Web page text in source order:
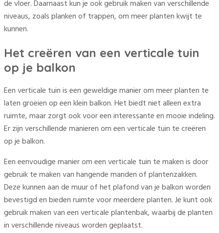
de vloer. Daarnaast kun je ook gebruik maken van verschillende
niveaus, zoals planken of trappen, om meer planten kwijt te
kunnen.
Het creëren van een verticale tuin
op je balkon
Een verticale tuin is een geweldige manier om meer planten te
laten groeien op een klein balkon. Het biedt niet alleen extra
ruimte, maar zorgt ook voor een interessante en mooie indeling.
Er zijn verschillende manieren om een verticale tuin te creëren
op je balkon.
Een eenvoudige manier om een verticale tuin te maken is door
gebruik te maken van hangende manden of plantenzakken.
Deze kunnen aan de muur of het plafond van je balkon worden
bevestigd en bieden ruimte voor meerdere planten. Je kunt ook
gebruik maken van een verticale plantenbak, waarbij de planten
in verschillende niveaus worden geplaatst.